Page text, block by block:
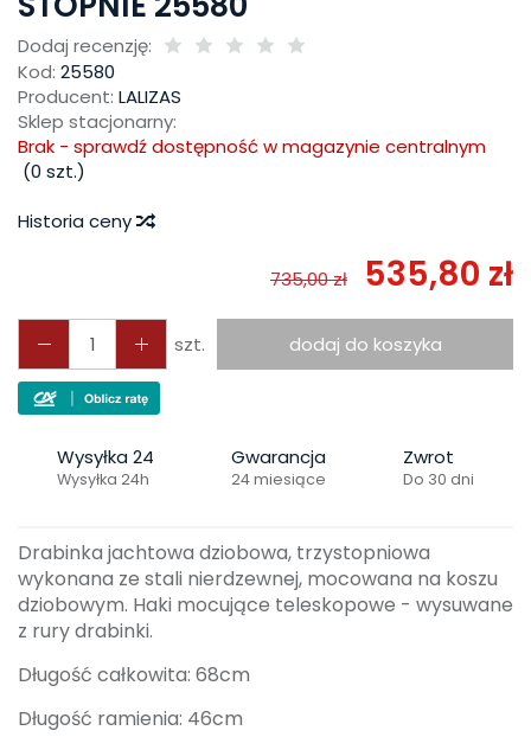
Dodaj recenzję:
Kod: 25580
Producent: LALIZAS
Sklep stacjonarny:
Brak - sprawdź dostępność w magazynie centralnym
(0 szt.)
Historia ceny
735,00 zł 535,80 zł
szt. dodaj do koszyka
Wysyłka 24
Wysyłka 24h
Gwarancja
24 miesiące
Zwrot
Do 30 dni
Drabinka jachtowa dziobowa, trzystopniowa
wykonana ze stali nierdzewnej, mocowana na koszu
dziobowym. Haki mocujące teleskopowe - wysuwane
z rury drabinki.
Długość całkowita: 68cm
Długość ramienia: 46cm